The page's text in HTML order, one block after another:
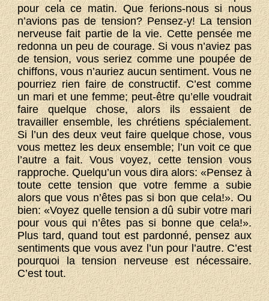
pour cela ce matin. Que ferions-nous si nous
n’avions pas de tension? Pensez-y! La tension
nerveuse fait partie de la vie. Cette pensée me
redonna un peu de courage. Si vous n’aviez pas
de tension, vous seriez comme une poupée de
chiffons, vous n’auriez aucun sentiment. Vous ne
pourriez rien faire de constructif. C’est comme
un mari et une femme; peut-être qu’elle voudrait
faire quelque chose, alors ils essaient de
travailler ensemble, les chrétiens spécialement.
Si l’un des deux veut faire quelque chose, vous
vous mettez les deux ensemble; l’un voit ce que
l’autre a fait. Vous voyez, cette tension vous
rapproche. Quelqu’un vous dira alors: «Pensez à
toute cette tension que votre femme a subie
alors que vous n’êtes pas si bon que cela!». Ou
bien: «Voyez quelle tension a dû subir votre mari
pour vous qui n’êtes pas si bonne que cela!».
Plus tard, quand tout est pardonné, pensez aux
sentiments que vous avez l’un pour l’autre. C’est
pourquoi la tension nerveuse est nécessaire.
C’est tout.